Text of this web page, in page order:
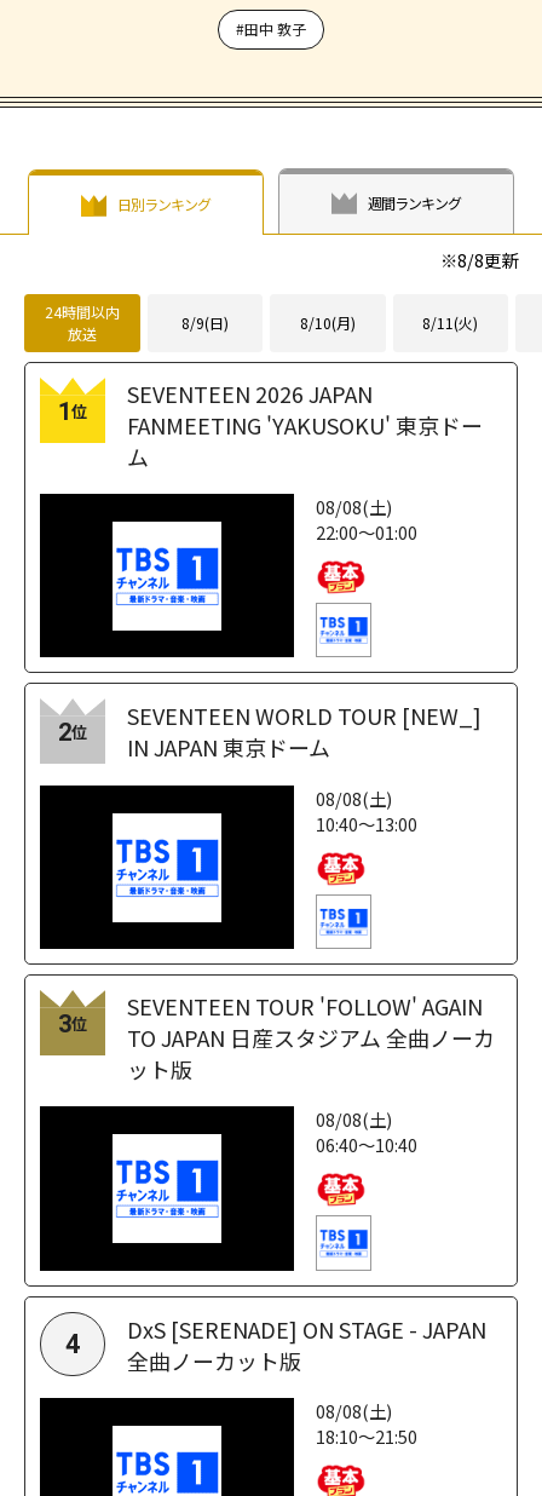
#田中 敦子
日別ランキング 週間ランキング
※8/8更新
24時間以内
放送
8/9(日) 8/10(月) 8/11(火)
1位
SEVENTEEN 2026 JAPAN
FANMEETING 'YAKUSOKU' 東京ドー
ム
08/08(土)
22:00～01:00
2位
SEVENTEEN WORLD TOUR [NEW_]
IN JAPAN 東京ドーム
08/08(土)
10:40～13:00
3位
SEVENTEEN TOUR 'FOLLOW' AGAIN
TO JAPAN 日産スタジアム 全曲ノーカ
ット版
08/08(土)
06:40～10:40
4
DxS [SERENADE] ON STAGE - JAPAN
全曲ノーカット版
08/08(土)
18:10～21:50